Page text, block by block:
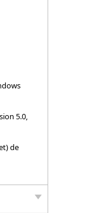
5.0,
de